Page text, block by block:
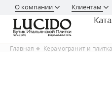
О компании Клиентам
Главная Керамогранит и плитка